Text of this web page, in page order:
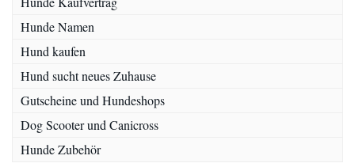
Hunde Namen
Hund kaufen
Hund sucht neues Zuhause
Gutscheine und Hundeshops
Dog Scooter und Canicross
Hunde Zubehör